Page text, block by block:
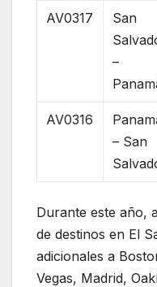
AV0317
San
–
AV0316
– San
Durante este año,
de destinos en El
adicionales a
Vegas, Madrid,